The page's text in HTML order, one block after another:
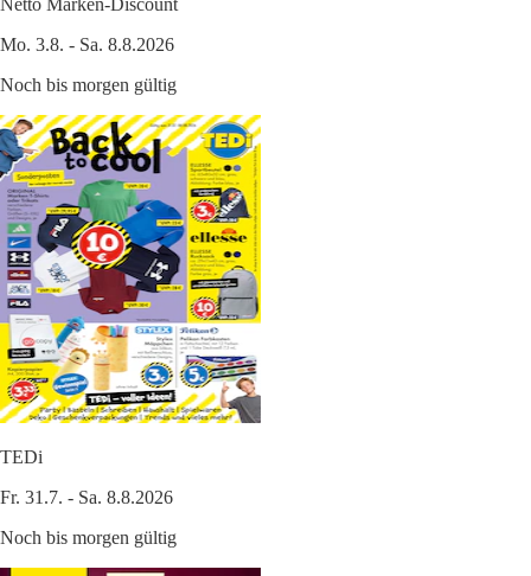
Netto Marken-Discount
Mo. 3.8. - Sa. 8.8.2026
Noch bis morgen gültig
TEDi
Fr. 31.7. - Sa. 8.8.2026
Noch bis morgen gültig